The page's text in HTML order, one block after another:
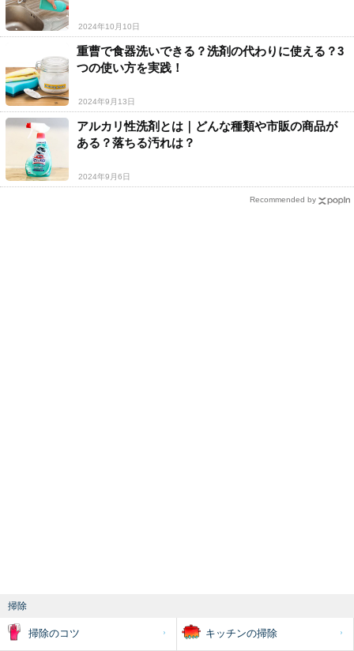
2024年10月10日
重曹で食器洗いできる？洗剤の代わりに使える？3
つの使い方を実践！
2024年9月13日
アルカリ性洗剤とは｜どんな種類や市販の商品が
ある？落ちる汚れは？
2024年9月6日
Recommended by
掃除
掃除のコツ キッチンの掃除